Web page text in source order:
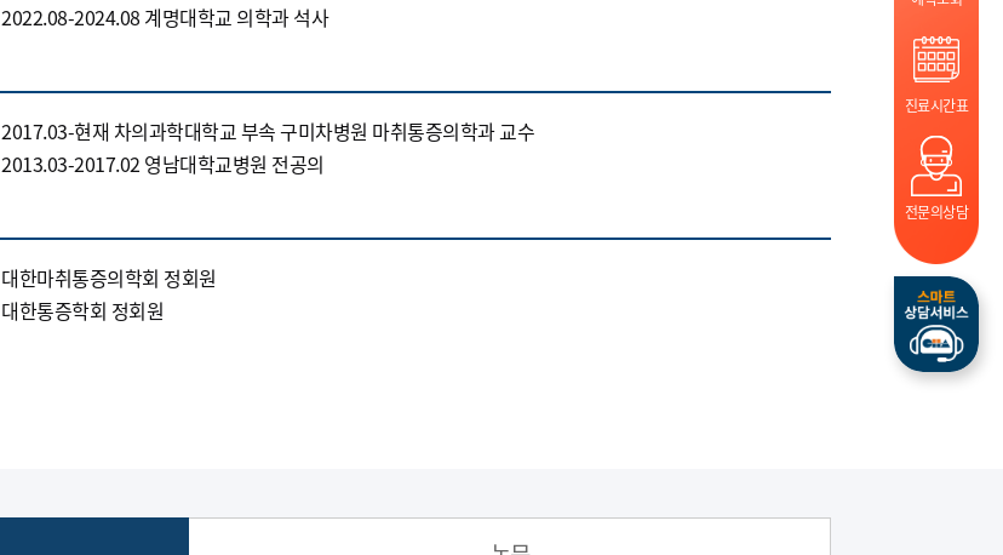
진료시간표
전문의상담
2022.08-2024.08 계명대학교 의학과 석사
2017.03-현재 차의과학대학교 부속 구미차병원 마취통증의학과 교수
2013.03-2017.02 영남대학교병원 전공의
대한마취통증의학회 정회원
대한통증학회 정회원